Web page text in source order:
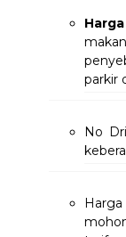
parkir
No